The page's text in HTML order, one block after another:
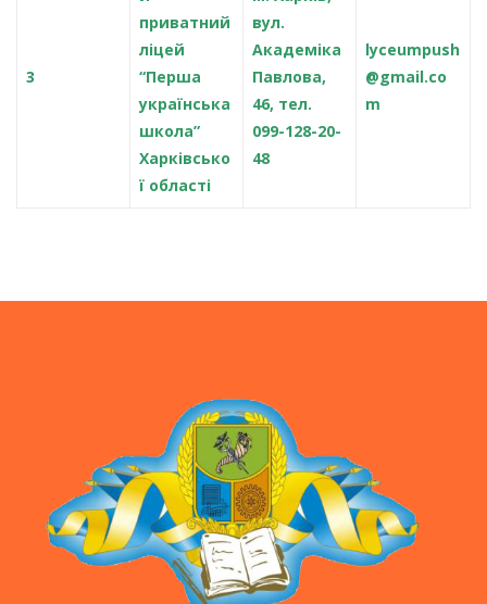
3
приватний
ліцей
“Перша
українська
школа”
Харківсько
ї області
вул.
Академіка
Павлова,
46, тел.
099-128-20-
48
lyceumpush
@gmail.co
m